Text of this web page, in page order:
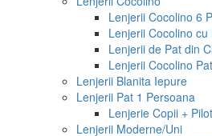
Lenjerii Cocolino 6
Lenjerii Cocolino cu
Lenjerii de Pat din
Lenjerii Cocolino
Lenjerii Blanita Iepure
Lenjerii Pat 1 Persoana
Lenjerie Copii +
Lenjerii Moderne/Uni